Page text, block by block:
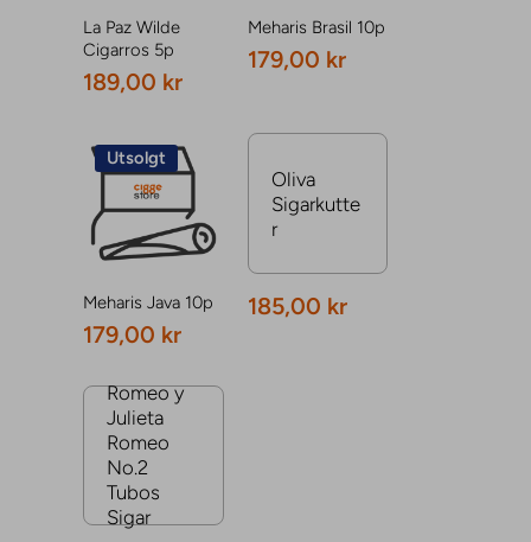
La Paz Wilde
Cigarros 5p
189,00 kr
Meharis Brasil 10p
179,00 kr
Utsolgt
Meharis Java 10p
179,00 kr
Oliva
Sigarkutte
r
185,00 kr
Romeo y
Julieta
Romeo
No.2
Tubos
Sigar